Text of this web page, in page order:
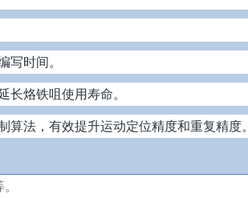
写时间。
长烙铁咀使用寿命。
法，有效提升运动定位精度和重复精度。